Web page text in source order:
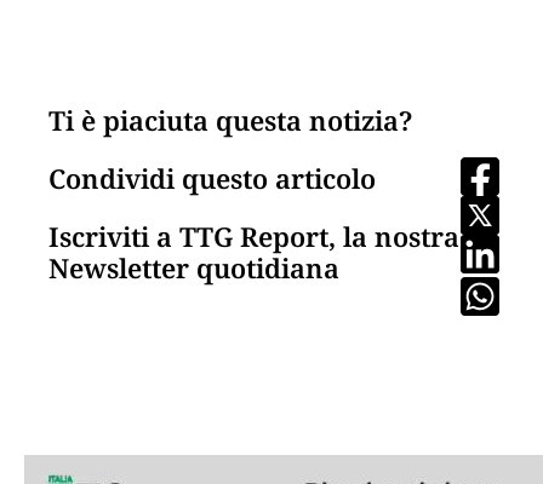
Ti è piaciuta questa notizia?
Condividi questo articolo
Iscriviti a TTG Report, la nostra
Newsletter quotidiana